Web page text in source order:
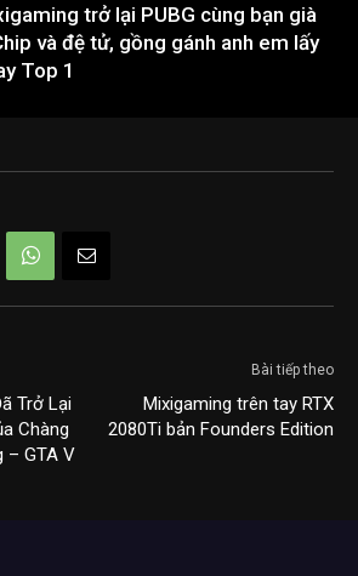
trở lại PUBG cùng bạn già
và đệ tử, gồng gánh anh em lấy
Top 1
Trở Lại
Chàng
– GTA V
Bài tiếp theo
Mixigaming trên tay RTX
2080Ti bản Founders Edition